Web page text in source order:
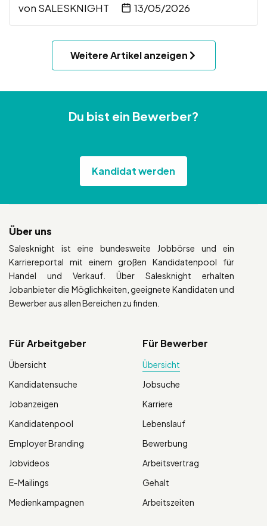
von SALESKNIGHT 13/05/2026
Weitere Artikel anzeigen
Du bist ein Bewerber?
Kandidat werden
Über uns
Salesknight ist eine bundesweite Jobbörse und ein
Karriereportal mit einem großen Kandidatenpool für
Handel und Verkauf. Über Salesknight erhalten
Jobanbieter die Möglichkeiten, geeignete Kandidaten und
Bewerber aus allen Bereichen zu finden.
Für Arbeitgeber
Übersicht
Kandidatensuche
Jobanzeigen
Kandidatenpool
Employer Branding
Jobvideos
E-Mailings
Medienkampagnen
Für Bewerber
Übersicht
Jobsuche
Karriere
Lebenslauf
Bewerbung
Arbeitsvertrag
Gehalt
Arbeitszeiten